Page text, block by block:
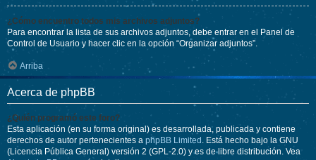
¿Cómo encuentro todos mis archivos adjuntos?
Para encontrar la lista de sus archivos adjuntos, debe entrar en el Panel de
Control de Usuario y hacer clic en la opción “Organizar adjuntos”.
Arriba
Acerca de phpBB
¿Quién programó este foro?
Esta aplicación (en su forma original) es desarrollada, publicada y contiene
derechos de autor pertenecientes a phpBB Limited . Está hecho bajo la GNU
(Licencia Pública General) versión 2 (GPL-2.0) y es de libre distribución. Vea